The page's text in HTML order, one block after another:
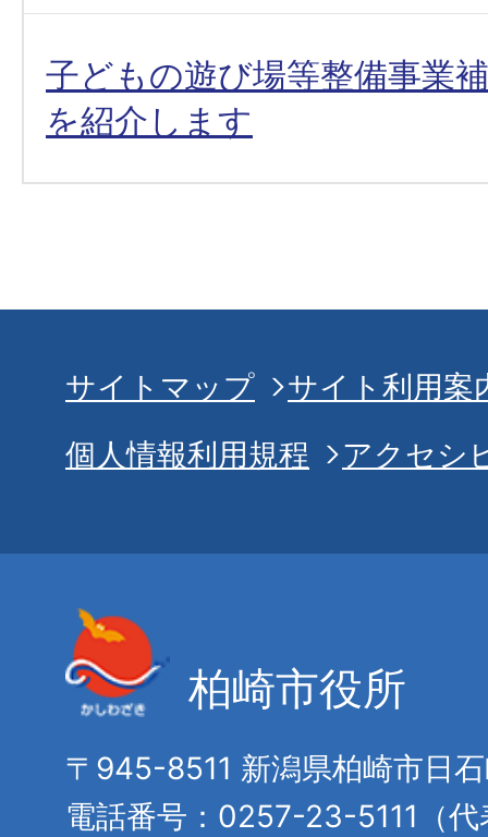
子どもの遊び場等整備事業
を紹介します
サイトマップ
サイト利用案
個人情報利用規程
アクセシ
柏崎市役所
〒945-8511 新潟県柏崎市日
電話番号：0257-23-5111（代